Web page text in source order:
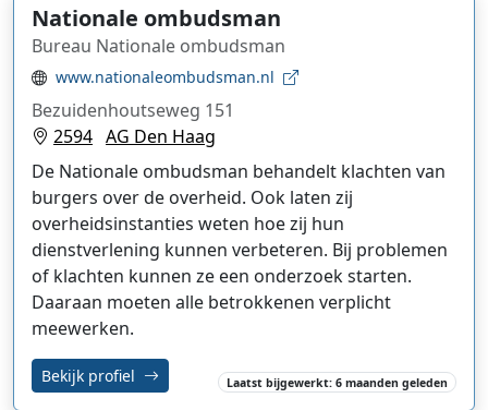
Nationale ombudsman
Bureau Nationale ombudsman
www.nationaleombudsman.nl
Bezuidenhoutseweg 151
2594 AG Den Haag
De Nationale ombudsman behandelt klachten van
burgers over de overheid. Ook laten zij
overheidsinstanties weten hoe zij hun
dienstverlening kunnen verbeteren. Bij problemen
of klachten kunnen ze een onderzoek starten.
Daaraan moeten alle betrokkenen verplicht
meewerken.
Bekijk profiel Laatst bijgewerkt: 6 maanden geleden